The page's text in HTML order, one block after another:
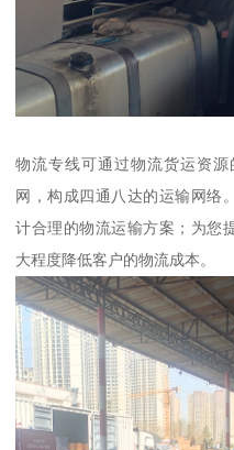
物流专线可通过物流货运资
网，构成四通八达的运输网络
计合理的物流运输方案；为您
大程度降低客户的物流成本。